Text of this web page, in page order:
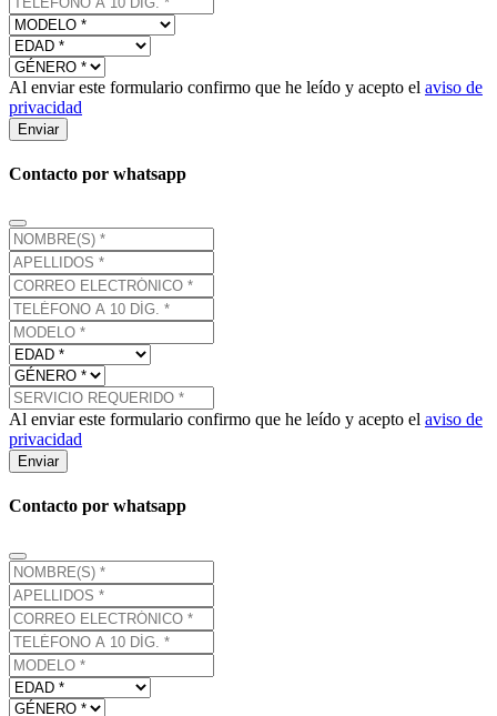
Al enviar este formulario confirmo que he leído y acepto el aviso de
privacidad
Enviar
Contacto por whatsapp
Al enviar este formulario confirmo que he leído y acepto el aviso de
privacidad
Enviar
Contacto por whatsapp